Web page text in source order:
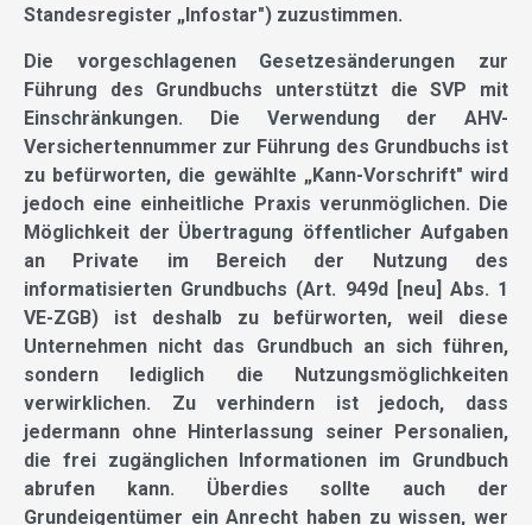
Standesregister „Infostar") zuzustimmen.
Die vorgeschlagenen Gesetzesänderungen zur
Führung des Grundbuchs unterstützt die SVP mit
Einschränkungen. Die Verwendung der AHV-
Versichertennummer zur Führung des Grundbuchs ist
zu befürworten, die gewählte „Kann-Vorschrift" wird
jedoch eine einheitliche Praxis verunmöglichen. Die
Möglichkeit der Übertragung öffentlicher Aufgaben
an Private im Bereich der Nutzung des
informatisierten Grundbuchs (Art. 949d [neu] Abs. 1
VE-ZGB) ist deshalb zu befürworten, weil diese
Unternehmen nicht das Grundbuch an sich führen,
sondern lediglich die Nutzungsmöglichkeiten
verwirklichen. Zu verhindern ist jedoch, dass
jedermann ohne Hinterlassung seiner Personalien,
die frei zugänglichen Informationen im Grundbuch
abrufen kann. Überdies sollte auch der
Grundeigentümer ein Anrecht haben zu wissen, wer